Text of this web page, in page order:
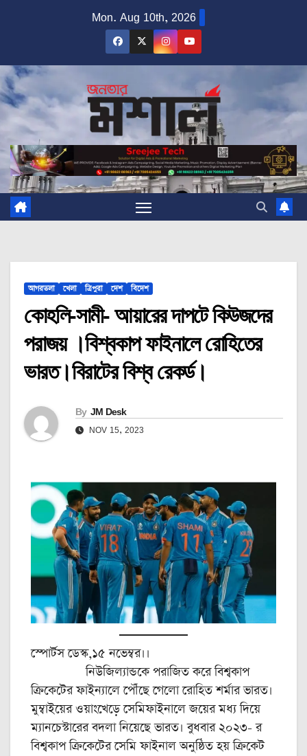
Mon. Aug 10th, 2026
আগরতলা খেলা ত্রিপুরা দেশ বিদেশ
কোহলি-সামী- আয়ারের দাপটে কিউজদের
পরাজয় ।বিশ্বকাপ ফাইনালে রোহিতের
ভারত।বিরাটের বিশ্ব রেকর্ড।
By JM Desk
NOV 15, 2023
স্পোর্টস ডেস্ক,১৫ নভেম্বর।।
নিউজিল্যান্ডকে পরাজিত করে বিশ্বকাপ
ক্রিকেটের ফাইন্যালে পৌঁছে গেলো রোহিত শর্মার ভারত।
মুম্বাইয়ের ওয়াংখেড়ে সেমিফাইনালে জয়ের মধ্য দিয়ে
ম্যানচেস্টারের বদলা নিয়েছে ভারত। বুধবার ২০২৩- র
বিশ্বকাপ ক্রিকেটের সেমি ফাইনাল অনুষ্ঠিত হয় ক্রিকেট